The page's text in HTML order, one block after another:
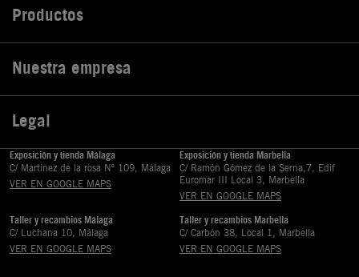
Productos
Nuestra empresa
Legal
Exposición y tienda Málaga
C/ Martinez de la rosa Nº 109, Málaga
VER EN GOOGLE MAPS
Exposición y tienda Marbella
C/ Ramón Gómez de la Serna,7, Edif
Euromar III Local 3, Marbella
VER EN GOOGLE MAPS
Taller y recambios Málaga
C/ Luchana 10, Málaga
VER EN GOOGLE MAPS
Taller y recambios Marbella
C/ Carbón 38, Local 1, Marbella
VER EN GOOGLE MAPS